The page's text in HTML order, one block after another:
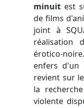
minuit est
de films
joint à
réalisation
érotico-
enfers d'un
revient sur
la
violente